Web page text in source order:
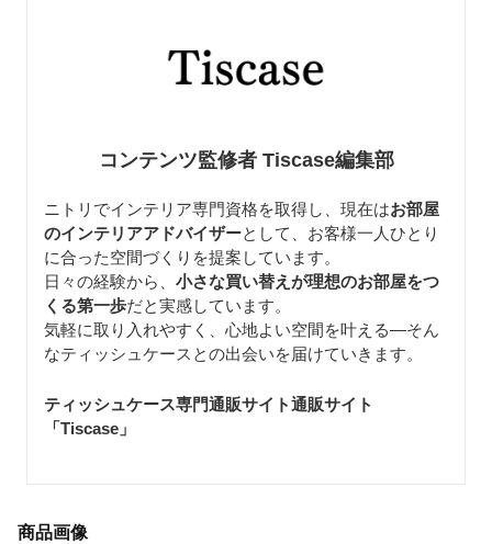
コンテンツ監修者 Tiscase編集部
ニトリでインテリア専門資格を取得し、現在はお部屋
のインテリアアドバイザーとして、お客様一人ひとり
に合った空間づくりを提案しています。
日々の経験から、 小さな買い替えが理想のお部屋をつ
くる第一歩だと実感しています。
気軽に取り入れやすく、心地よい空間を叶える—そん
なティッシュケースとの出会いを届けていきます。
ティッシュケース専門通販サイト通販サイト
「Tiscase 」
商品画像